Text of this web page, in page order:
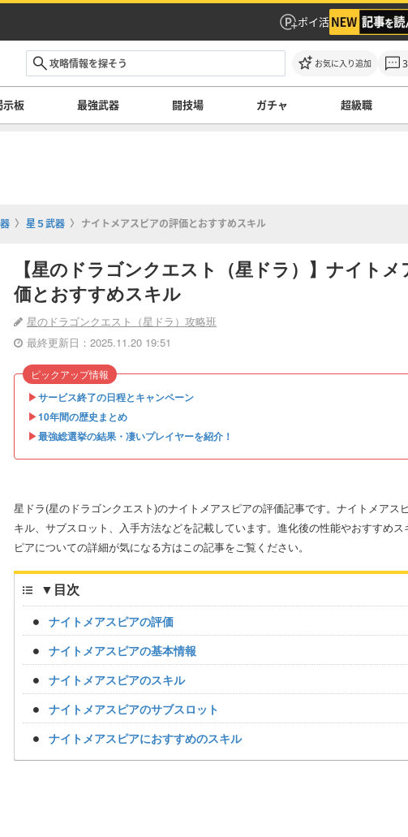
ポイ活
お気に入り追加
示板 最強武器 闘技場 ガチャ 超級職
星５武器 ナイトメアスピアの評価とおすすめスキル
【星のドラゴンクエスト（星ドラ）】ナイト
価とおすすめスキル
星のドラゴンクエスト（星ドラ）攻略班
最終更新日：2025.11.20 19:51
▶︎サービス終了の日程とキャンペーン
▶︎10年間の歴史まとめ
▶︎最強総選挙の結果・凄いプレイヤーを紹介！
ピックアップ情報
星ドラ(星のドラゴンクエスト)のナイトメアスピアの評価記事です。ナイトメアス
キル、サブスロット、入手方法などを記載しています。進化後の性能やおすすめ
ピアについての詳細が気になる方はこの記事をご覧ください。
▼ 目次
ナイトメアスピアの評価
ナイトメアスピアの基本情報
ナイトメアスピアのスキル
ナイトメアスピアのサブスロット
ナイトメアスピアにおすすめのスキル